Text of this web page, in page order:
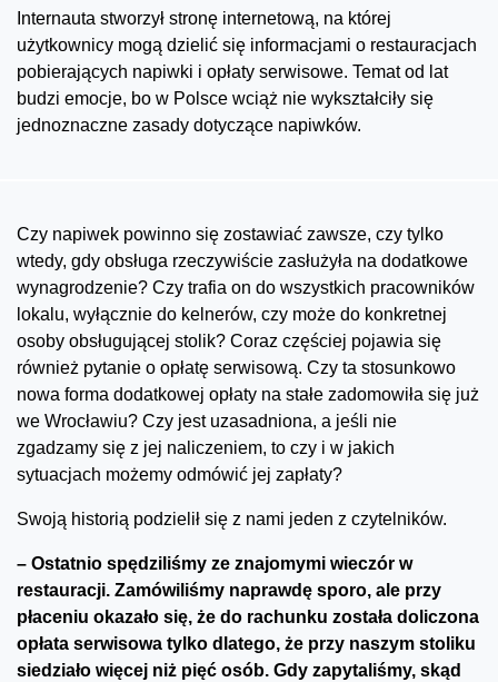
Internauta stworzył stronę internetową, na której
użytkownicy mogą dzielić się informacjami o restauracjach
pobierających napiwki i opłaty serwisowe. Temat od lat
budzi emocje, bo w Polsce wciąż nie wykształciły się
jednoznaczne zasady dotyczące napiwków.
Czy napiwek powinno się zostawiać zawsze, czy tylko
wtedy, gdy obsługa rzeczywiście zasłużyła na dodatkowe
wynagrodzenie? Czy trafia on do wszystkich pracowników
lokalu, wyłącznie do kelnerów, czy może do konkretnej
osoby obsługującej stolik? Coraz częściej pojawia się
również pytanie o opłatę serwisową. Czy ta stosunkowo
nowa forma dodatkowej opłaty na stałe zadomowiła się już
we Wrocławiu? Czy jest uzasadniona, a jeśli nie
zgadzamy się z jej naliczeniem, to czy i w jakich
sytuacjach możemy odmówić jej zapłaty?
Swoją historią podzielił się z nami jeden z czytelników.
– Ostatnio spędziliśmy ze znajomymi wieczór w
restauracji. Zamówiliśmy naprawdę sporo, ale przy
płaceniu okazało się, że do rachunku została doliczona
opłata serwisowa tylko dlatego, że przy naszym stoliku
siedziało więcej niż pięć osób. Gdy zapytaliśmy, skąd